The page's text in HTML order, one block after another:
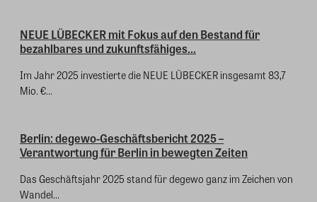
NEUE LÜBECKER mit Fokus auf den Bestand für
bezahlbares und zukunftsfähiges...
Im Jahr 2025 investierte die NEUE LÜBECKER insgesamt 83,7
Mio. €...
Berlin: degewo-Geschäftsbericht 2025 –
Verantwortung für Berlin in bewegten Zeiten
Das Geschäftsjahr 2025 stand für degewo ganz im Zeichen von
Wandel...